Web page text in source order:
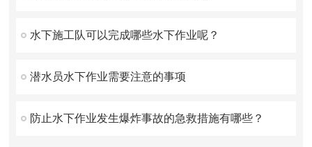
水下施工队可以完成哪些水下作业呢？
潜水员水下作业需要注意的事项
防止水下作业发生爆炸事故的急救措施有哪些？